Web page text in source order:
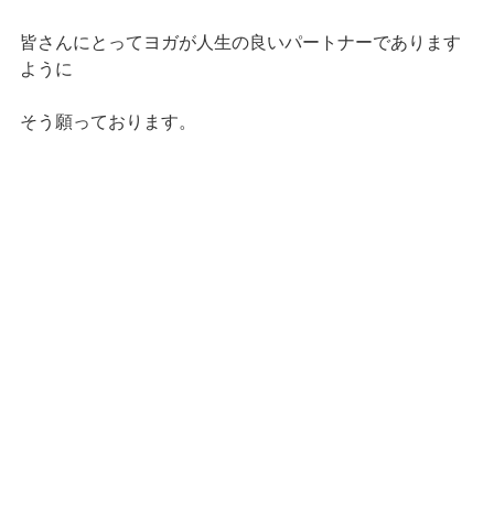
皆さんにとってヨガが人生の良いパートナーであります
ように
そう願っております。